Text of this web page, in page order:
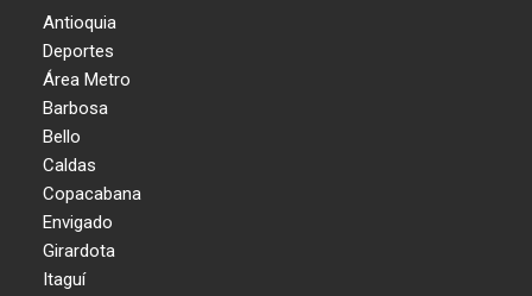
Antioquia
Deportes
Área Metro
Barbosa
Bello
Caldas
Copacabana
Envigado
Girardota
Itaguí